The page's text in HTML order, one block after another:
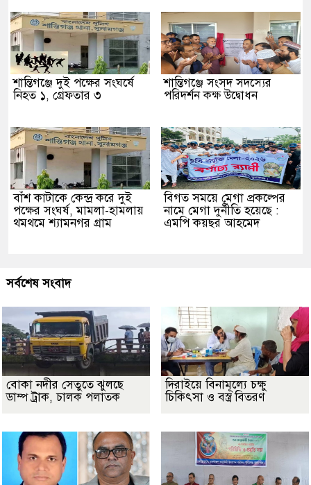
শান্তিগঞ্জে দুই পক্ষের সংঘর্ষে
নিহত ১, গ্রেফতার ৩
শান্তিগঞ্জে সংসদ সদস্যের
পরিদর্শন কক্ষ উদ্বোধন
বাঁশ কাটাকে কেন্দ্র করে দুই
পক্ষের সংঘর্ষ, মামলা-হামলায়
থমথমে শ্যামনগর গ্রাম
বিগত সময়ে মেগা প্রকল্পের
নামে মেগা দুর্নীতি হয়েছে :
এমপি কয়ছর আহমেদ
সর্বশেষ সংবাদ
বোকা নদীর সেতুতে ঝুলছে
ডাম্প ট্রাক, চালক পলাতক
দিরাইয়ে বিনামূল্যে চক্ষু
চিকিৎসা ও বস্ত্র বিতরণ